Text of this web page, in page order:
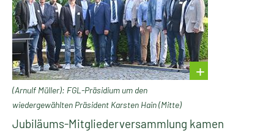
(Arnulf Müller): FGL-Präsidium um den
wiedergewählten Präsident Karsten Hain (Mitte)
Jubiläums-Mitgliederversammlung kamen